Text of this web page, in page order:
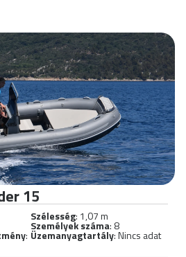
15
Szélesség: 1,07 m
Személyek száma: 8
: Üzemanyagtartály: Nincs adat